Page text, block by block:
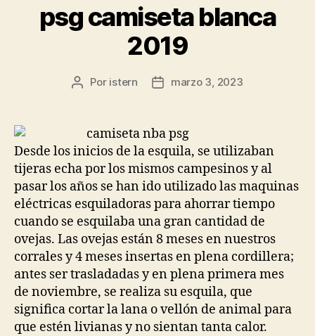
psg camiseta blanca
2019
Autor
entrada
Por istern
Fecha
entrada
marzo 3, 2023
Desde los inicios de la esquila, se utilizaban
tijeras echa por los mismos campesinos y al
pasar los años se han ido utilizado las maquinas
eléctricas esquiladoras para ahorrar tiempo
cuando se esquilaba una gran cantidad de
ovejas. Las ovejas están 8 meses en nuestros
corrales y 4 meses insertas en plena cordillera;
antes ser trasladadas y en plena primera mes
de noviembre, se realiza su esquila, que
significa cortar la lana o vellón de animal para
que estén livianas y no sientan tanta calor.